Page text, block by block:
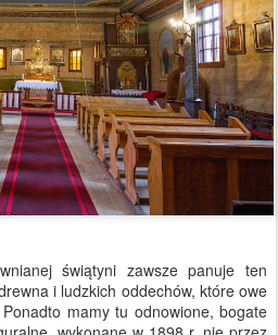
świątyni zawsze panuje ten
i ludzkich oddechów, które owe
mamy tu odnowione, bogate